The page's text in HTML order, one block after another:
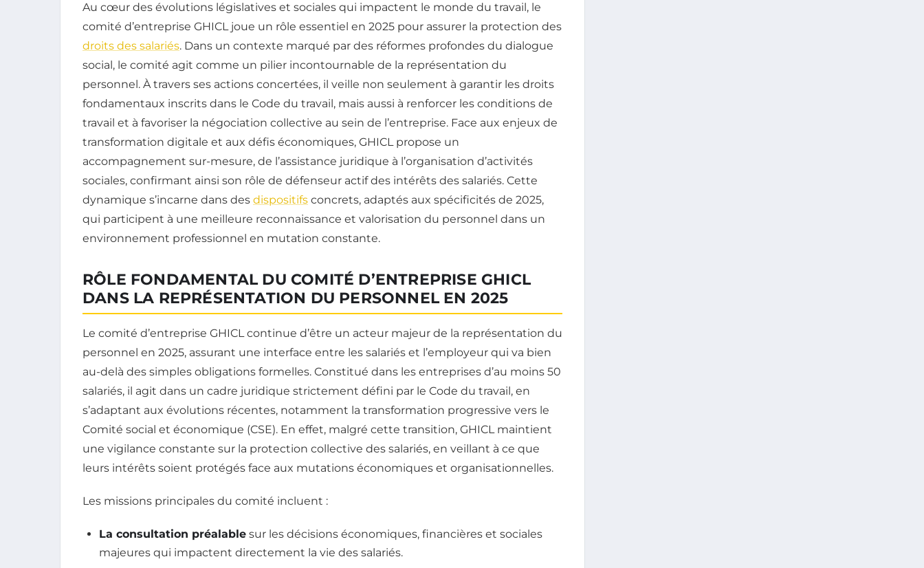
Au cœur des évolutions législatives et sociales qui impactent le monde du travail, le
comité d’entreprise GHICL joue un rôle essentiel en 2025 pour assurer la protection des
droits des salariés. Dans un contexte marqué par des réformes profondes du dialogue
social, le comité agit comme un pilier incontournable de la représentation du
personnel. À travers ses actions concertées, il veille non seulement à garantir les droits
fondamentaux inscrits dans le Code du travail, mais aussi à renforcer les conditions de
travail et à favoriser la négociation collective au sein de l’entreprise. Face aux enjeux de
transformation digitale et aux défis économiques, GHICL propose un
accompagnement sur-mesure, de l’assistance juridique à l’organisation d’activités
sociales, confirmant ainsi son rôle de défenseur actif des intérêts des salariés. Cette
dynamique s’incarne dans des dispositifs concrets, adaptés aux spécificités de 2025,
qui participent à une meilleure reconnaissance et valorisation du personnel dans un
environnement professionnel en mutation constante.
RÔLE FONDAMENTAL DU COMITÉ D’ENTREPRISE GHICL
DANS LA REPRÉSENTATION DU PERSONNEL EN 2025
Le comité d’entreprise GHICL continue d’être un acteur majeur de la représentation du
personnel en 2025, assurant une interface entre les salariés et l’employeur qui va bien
au-delà des simples obligations formelles. Constitué dans les entreprises d’au moins 50
salariés, il agit dans un cadre juridique strictement défini par le Code du travail, en
s’adaptant aux évolutions récentes, notamment la transformation progressive vers le
Comité social et économique (CSE). En effet, malgré cette transition, GHICL maintient
une vigilance constante sur la protection collective des salariés, en veillant à ce que
leurs intérêts soient protégés face aux mutations économiques et organisationnelles.
Les missions principales du comité incluent :
La consultation préalable sur les décisions économiques, financières et sociales
majeures qui impactent directement la vie des salariés.